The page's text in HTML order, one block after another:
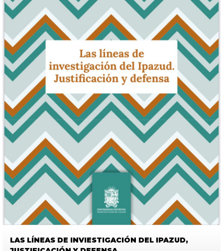
LAS LÍNEAS DE INVIESTIGACIÓN DEL IPAZUD,